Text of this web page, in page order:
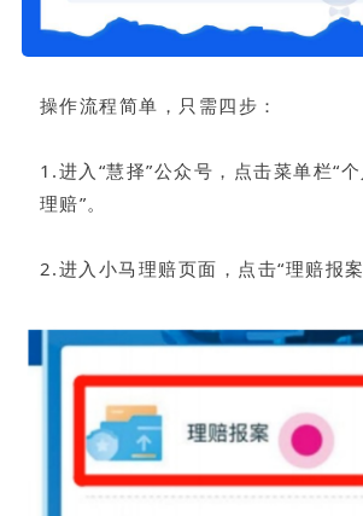
操作流程简单，只需四步：
1.进入“慧择”公众号，点击菜单栏“
理赔”。
2.进入小马理赔页面，点击“理赔报案